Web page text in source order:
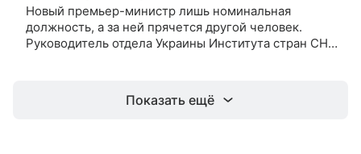
Новый премьер-министр лишь номинальная
должность, а за ней прячется другой человек.
Руководитель отдела Украины Института стран СНГ
Показать ещё